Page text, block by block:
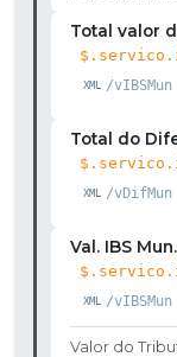
Total valor
/vIBSMun
Total do
/vDifMun
Val. IBS
/vIBSMun
Valor do